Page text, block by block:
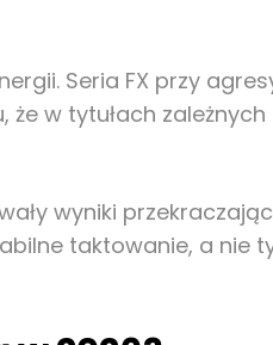
Seria FX przy
w tytułach
wyniki
taktowanie, a nie